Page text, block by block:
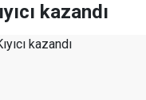
kazandı